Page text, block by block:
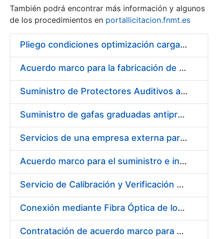
Erakutsi/Ezkutatu
También podrá encontrar más información y algunos
de los procedimientos en portallicitacion.fnmt.es
Pliego condiciones optimización cargas compras firmado
Acuerdo marco para la fabricación de piezas
Suministro de Protectores Auditivos a medida para las personas trabajadoras de los Centros de Trabajo de Madrid y Burgos
Suministro de gafas graduadas antiproyecciones para los trabajadores de la FNMT-RCM en los centros de trabajo de Madrid y Burgos
Servicios de una empresa externa para el asesoramiento y resolución de los recursos de alzada que se presentan relacionados con procesos de selección para la FNMT-RCM
Acuerdo marco para el suministro e instalación de persianas, estores y otros complementos
Servicio de Calibración y Verificación Externa de los Equipos de Medición del Servicio de Prevención de la FNMT-RCM
Conexión mediante Fibra Óptica de los Centros de Proceso de Datos (CPDs) de las sedes de la FNMT-RCM de Burgos y Madrid
Contratación de acuerdo marco para el Suministro de Material de Electricidad para la Fábrica Nacional de Moneda y Timbre-Real Casa de la Moneda en su centro de trabajo de Burgos